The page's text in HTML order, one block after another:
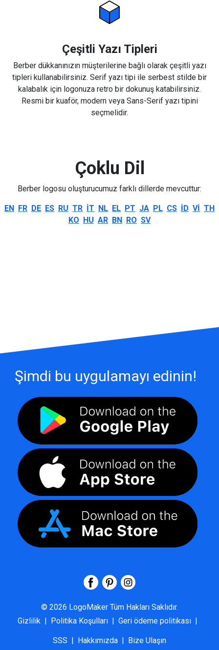
Çeşitli Yazı Tipleri
Berber dükkanınızın müşterilerine bağlı olarak çeşitli yazı
tipleri kullanabilirsiniz. Serif yazı tipi ile serbest stilde bir
kalabalık için logonuza retro bir dokunuş katabilirsiniz.
Resmi bir kuaför, modern veya Sans-Serif yazı tipini
seçmelidir.
Çoklu Dil
Berber logosu oluşturucumuz farklı dillerde mevcuttur:
EN FR DE ES RU TR IT NL EL PT JA PL CS ID VI TH
KO HU AR BN RO SV
Şimdi bu uygulamayı edinin!
© 2026 LogoMaker Tüm Hakları Saklıdır.
Gizlilik | Politika Koşulları | Geri ödeme politikası |
SSS | Hakkımızda | Bize Ulaşın